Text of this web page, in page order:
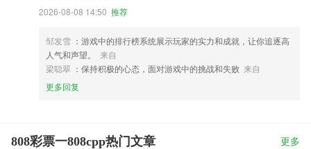
2026-08-08 14:50 推荐
邹发雪 ：游戏中的排行榜系统展示玩家的实力和成就，让你追逐高
人气和声望。
来自
梁聪翠 ：保持积极的心态，面对游戏中的挑战和失败 来自
更多回复
808彩票一808cpp热门文章 更多